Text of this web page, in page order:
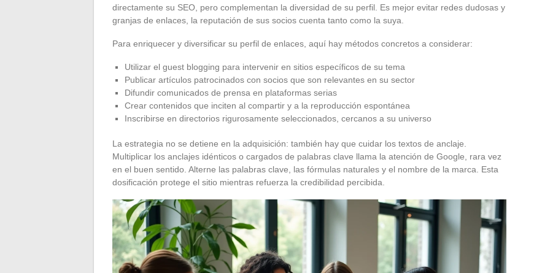
directamente su SEO, pero complementan la diversidad de su perfil. Es mejor evitar redes dudosas y
granjas de enlaces, la reputación de sus socios cuenta tanto como la suya.
Para enriquecer y diversificar su perfil de enlaces, aquí hay métodos concretos a considerar:
Utilizar el guest blogging para intervenir en sitios específicos de su tema
Publicar artículos patrocinados con socios que son relevantes en su sector
Difundir comunicados de prensa en plataformas serias
Crear contenidos que inciten al compartir y a la reproducción espontánea
Inscribirse en directorios rigurosamente seleccionados, cercanos a su universo
La estrategia no se detiene en la adquisición: también hay que cuidar los textos de anclaje.
Multiplicar los anclajes idénticos o cargados de palabras clave llama la atención de Google, rara vez
en el buen sentido. Alterne las palabras clave, las fórmulas naturales y el nombre de la marca. Esta
dosificación protege el sitio mientras refuerza la credibilidad percibida.